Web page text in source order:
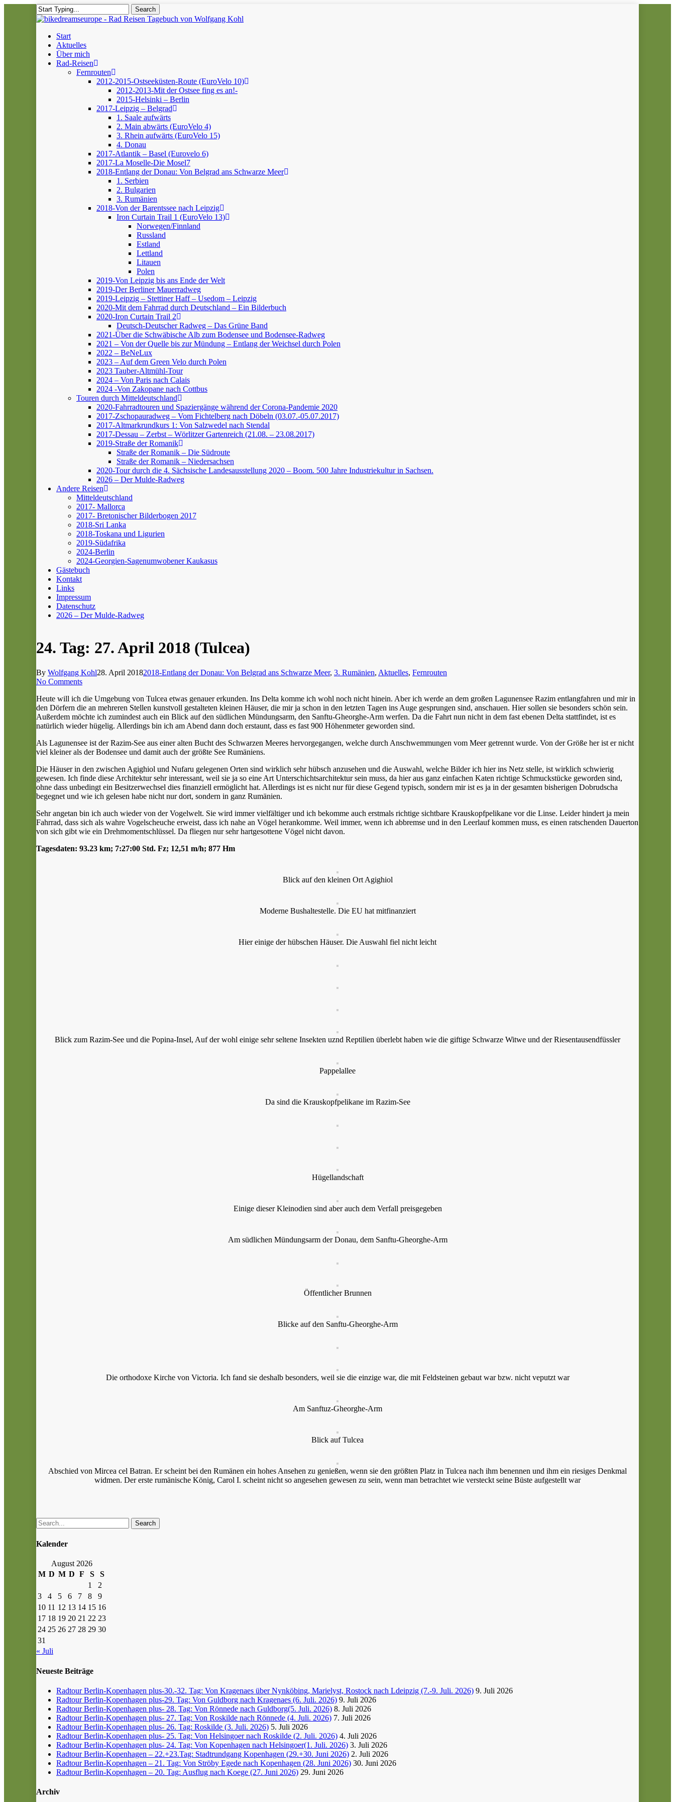
Search
Close
Menu
Start
Aktuelles
Über mich
Rad-Reisen
Fernrouten
2012-2015-Ostseeküsten-Route (EuroVelo 10)
2012-2013-Mit der Ostsee fing es an!-
2015-Helsinki – Berlin
2017-Leipzig – Belgrad
1. Saale aufwärts
2. Main abwärts (EuroVelo 4)
3. Rhein aufwärts (EuroVelo 15)
4. Donau
2017-Atlantik – Basel (Eurovelo 6)
2017-La Moselle-Die Mosel7
2018-Entlang der Donau: Von Belgrad ans Schwarze Meer
1. Serbien
2. Bulgarien
3. Rumänien
2018-Von der Barentssee nach Leipzig
Iron Curtain Trail 1 (EuroVelo 13)
Norwegen/Finnland
Russland
Estland
Lettland
Litauen
Polen
2019-Von Leipzig bis ans Ende der Welt
2019-Der Berliner Mauerradweg
2019-Leipzig – Stettiner Haff – Usedom – Leipzig
2020-Mit dem Fahrrad durch Deutschland – Ein Bilderbuch
2020-Iron Curtain Trail 2
Deutsch-Deutscher Radweg – Das Grüne Band
2021-Über die Schwäbische Alb zum Bodensee und Bodensee-Radweg
2021 – Von der Quelle bis zur Mündung – Entlang der Weichsel durch Polen
2022 – BeNeLux
2023 – Auf dem Green Velo durch Polen
2023 Tauber-Altmühl-Tour
2024 – Von Paris nach Calais
2024 -Von Zakopane nach Cottbus
Touren durch Mitteldeutschland
2020-Fahrradtouren und Spaziergänge während der Corona-Pandemie 2020
2017-Zschopauradweg – Vom Fichtelberg nach Döbeln (03.07.-05.07.2017)
2017-Altmarkrundkurs 1: Von Salzwedel nach Stendal
2017-Dessau – Zerbst – Wörlitzer Gartenreich (21.08. – 23.08.2017)
2019-Straße der Romanik
Straße der Romanik – Die Südroute
Straße der Romanik – Niedersachsen
2020-Tour durch die 4. Sächsische Landesausstellung 2020 – Boom. 500 Jahre Industriekultur in Sachsen.
2026 – Der Mulde-Radweg
Andere Reisen
Mitteldeutschland
2017- Mallorca
2017- Bretonischer Bilderbogen 2017
2018-Sri Lanka
2018-Toskana und Ligurien
2019-Südafrika
2024-Berlin
2024-Georgien-Sagenumwobener Kaukasus
Gästebuch
Kontakt
Links
Impressum
Datenschutz
2026 – Der Mulde-Radweg
24. Tag: 27. April 2018 (Tulcea)
By Wolfgang Kohl28. April 20182018-Entlang der Donau: Von Belgrad ans Schwarze Meer, 3. Rumänien, Aktuelles, Fernrouten
No Comments
Heute will ich die Umgebung von Tulcea etwas genauer erkunden. Ins Delta komme ich wohl noch nicht hinein. Aber ich werde an dem großen Lagunensee Razim entlangfahren und mir in
den Dörfern die an mehreren Stellen kunstvoll gestalteten kleinen Häuser, die mir ja schon in den letzten Tagen ins Auge gesprungen sind, anschauen. Hier sollen sie besonders schön sein.
Außerdem möchte ich zumindest auch ein Blick auf den südlichen Mündungsarm, den Sanftu-Gheorghe-Arm werfen. Da die Fahrt nun nicht in dem fast ebenen Delta stattfindet, ist es
natürlich wieder hügelig. Allerdings bin ich am Abend dann doch erstaunt, dass es fast 900 Höhenmeter geworden sind.
Als Lagunensee ist der Razim-See aus einer alten Bucht des Schwarzen Meeres hervorgegangen, welche durch Anschwemmungen vom Meer getrennt wurde. Von der Größe her ist er nicht
viel kleiner als der Bodensee und damit auch der größte See Rumäniens.
Die Häuser in den zwischen Agighiol und Nufaru gelegenen Orten sind wirklich sehr hübsch anzusehen und die Auswahl, welche Bilder ich hier ins Netz stelle, ist wirklich schwierig
gewesen. Ich finde diese Architektur sehr interessant, weil sie ja so eine Art Unterschichtsarchitektur sein muss, da hier aus ganz einfachen Katen richtige Schmuckstücke geworden sind,
ohne dass unbedingt ein Besitzerwechsel dies finanziell ermöglicht hat. Allerdings ist es nicht nur für diese Gegend typisch, sondern mir ist es ja in der gesamten bisherigen Dobrudscha
begegnet und wie ich gelesen habe nicht nur dort, sondern in ganz Rumänien.
Sehr angetan bin ich auch wieder von der Vogelwelt. Sie wird immer vielfältiger und ich bekomme auch erstmals richtige sichtbare Krauskopfpelikane vor die Linse. Leider hindert ja mein
Fahrrad, dass sich als wahre Vogelscheuche erweist, dass ich nahe an Vögel herankomme. Weil immer, wenn ich abbremse und in den Leerlauf kommen muss, es einen ratschenden Dauerton
von sich gibt wie ein Drehmomentschlüssel. Da fliegen nur sehr hartgesottene Vögel nicht davon.
Tagesdaten: 93.23 km; 7:27:00 Std. Fz; 12,51 m/h; 877 Hm
Blick auf den kleinen Ort Agighiol
Moderne Bushaltestelle. Die EU hat mitfinanziert
Hier einige der hübschen Häuser. Die Auswahl fiel nicht leicht
Blick zum Razim-See und die Popina-Insel, Auf der wohl einige sehr seltene Insekten uznd Reptilien überlebt haben wie die giftige Schwarze Witwe und der Riesentausendfüssler
Pappelallee
Da sind die Krauskopfpelikane im Razim-See
Hügellandschaft
Einige dieser Kleinodien sind aber auch dem Verfall preisgegeben
Am südlichen Mündungsarm der Donau, dem Sanftu-Gheorghe-Arm
Öffentlicher Brunnen
Blicke auf den Sanftu-Gheorghe-Arm
Die orthodoxe Kirche von Victoria. Ich fand sie deshalb besonders, weil sie die einzige war, die mit Feldsteinen gebaut war bzw. nicht veputzt war
Am Sanftuz-Gheorghe-Arm
Blick auf Tulcea
Abschied von Mircea cel Batran. Er scheint bei den Rumänen ein hohes Ansehen zu genießen, wenn sie den größten Platz in Tulcea nach ihm benennen und ihm ein riesiges Denkmal
widmen. Der erste rumänische König, Carol I. scheint nicht so angesehen gewesen zu sein, wenn man betrachtet wie versteckt seine Büste aufgestellt war
Search
Kalender
August 2026
M D M D F S
S
1
2
3
4 5 6 7 8
9
10 11 12 13 14 15 16
17 18 19 20 21 22 23
24 25 26 27 28 29 30
31
« Juli
Neueste Beiträge
Radtour Berlin-Kopenhagen plus-30.-32. Tag: Von Kragenaes über Nynköbing, Marielyst, Rostock nach Ldeipzig (7.-9. Juli. 2026) 9. Juli 2026
Radtour Berlin-Kopenhagen plus-29. Tag: Von Guldborg nach Kragenaes (6. Juli. 2026) 9. Juli 2026
Radtour Berlin-Kopenhagen plus- 28. Tag: Von Rönnede nach Guldborg(5. Juli. 2026) 8. Juli 2026
Radtour Berlin-Kopenhagen plus- 27. Tag: Von Roskilde nach Rönnede (4. Juli. 2026) 7. Juli 2026
Radtour Berlin-Kopenhagen plus- 26. Tag: Roskilde (3. Juli. 2026) 5. Juli 2026
Radtour Berlin-Kopenhagen plus- 25. Tag: Von Helsingoer nach Roskilde (2. Juli. 2026) 4. Juli 2026
Radtour Berlin-Kopenhagen plus- 24. Tag: Von Kopenhagen nach Helsingoer(1. Juli. 2026) 3. Juli 2026
Radtour Berlin-Kopenhagen – 22.+23.Tag: Stadtrundgang Kopenhagen (29.+30. Juni 2026) 2. Juli 2026
Radtour Berlin-Kopenhagen – 21. Tag: Von Ströby Egede nach Kopenhagen (28. Juni 2026) 30. Juni 2026
Radtour Berlin-Kopenhagen – 20. Tag: Ausflug nach Koege (27. Juni 2026) 29. Juni 2026
Archiv